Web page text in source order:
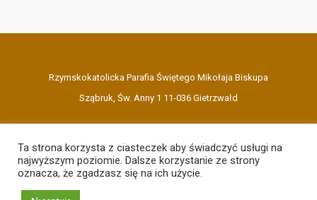
Rzymskokatolicka Parafia Świętego Mikołaja Biskupa
Sząbruk, Św. Anny 1 11-036 Gietrzwałd
Ta strona korzysta z ciasteczek aby świadczyć usługi na
najwyższym poziomie. Dalsze korzystanie ze strony
oznacza, że zgadzasz się na ich użycie.